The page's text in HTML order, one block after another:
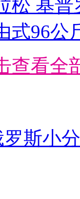
松 基
式96公
查看全
斯小